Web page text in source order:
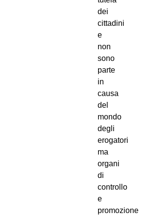
dei
cittadini
e
non
sono
parte
in
causa
del
mondo
degli
erogatori
ma
organi
di
controllo
e
promozione